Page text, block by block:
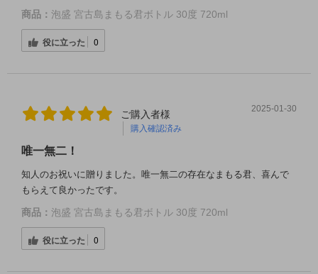
商品： 泡盛 宮古島まもる君ボトル 30度 720ml
役に立った 0
ご購入者様
購入確認済み
2025-01-30
唯一無二！
知人のお祝いに贈りました。唯一無二の存在なまもる君、喜んで
もらえて良かったです。
商品： 泡盛 宮古島まもる君ボトル 30度 720ml
役に立った 0